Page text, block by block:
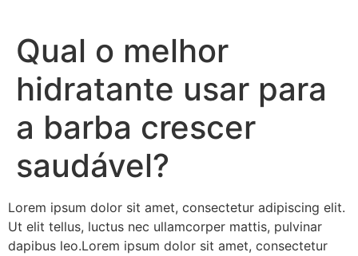
Qual o melhor
hidratante usar para
a barba crescer
saudável?
Lorem ipsum dolor sit amet, consectetur adipiscing elit.
Ut elit tellus, luctus nec ullamcorper mattis, pulvinar
dapibus leo.Lorem ipsum dolor sit amet, consectetur